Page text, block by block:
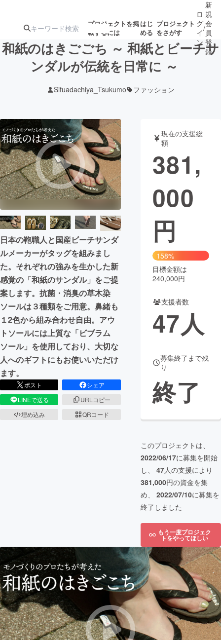
プロジェクトを掲
載するには
はじ
める
プロジェクト
をさがす
ターン
ジェクト
ロジェクト
アート・写真 音楽
テクノロジー・ガジェット ゲーム・サ
映像・映画
ビジネス・起業
まちづくり・地域活性化
CAMPFIRE for Social Good
CAMPFIRE Creation
CAMPFIREふるさと納税machi-ya コミュニティ
ロ
グ
イ
ン
/
新
規
会
員
登
録
和紙のはきごごち ～ 和紙とビーチサ
ンダルが伝統を日常に ～
Sifuadachiya_Tsukumo ファッション
日本の鞄職人と国産ビーチサンダ
ルメーカーがタッグを組みまし
た。それぞれの強みを生かした新
感覚の「和紙のサンダル」をご提
案します。抗菌・消臭の草木染
ソールは３種類をご用意。鼻緒も
１2色から組み合わせ自由。アウ
トソールには上質な「ビブラム
ソール」を使用しており、大切な
人へのギフトにもお使いいただけ
ます。
ポスト
シェア
LINEで送る
URLコピー
埋め込み
QRコード
現在の支援総
額
381,
000
円
158%
目標金額は
240,000円
支援者数
47人
募集終了まで残
り
終了
このプロジェクトは、
2022/06/17に募集を開始
し、 47人の支援により
381,000円の資金を集
め、 2022/07/10に募集を
終了しました
もう一度プロジェク
トをやってほしい